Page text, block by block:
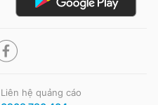
Liên hệ quảng cáo